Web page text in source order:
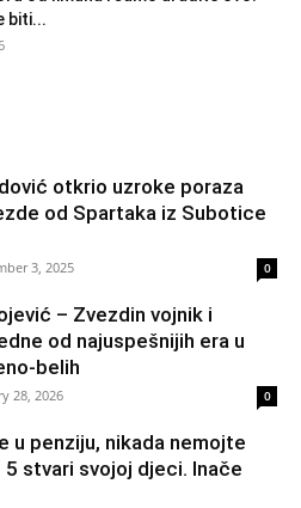
biti...
otkrio uzroke poraza
od Spartaka iz Subotice
3, 2025 0
– Zvezdin vojnik i
od najuspešnijih era u
belih
28, 2026 0
u penziju, nikada nemojte
5 stvari svojoj djeci. Inače